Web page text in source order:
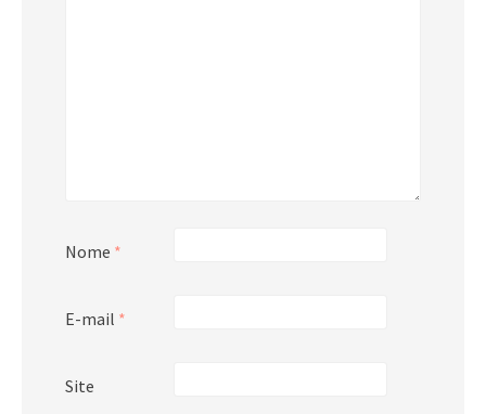
Nome *
E-mail *
Site